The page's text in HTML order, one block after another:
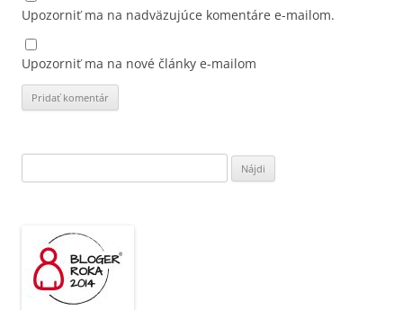
Upozorniť ma na nadväzujúce komentáre e-mailom.
Upozorniť ma na nové články e-mailom